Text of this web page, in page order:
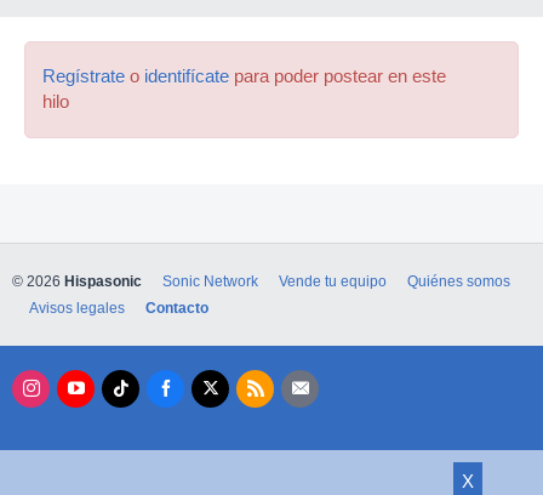
Regístrate o identifícate para poder postear en este
hilo
X
© 2026 Hispasonic Sonic Network Vende tu equipo
Quiénes somos
Avisos legales
Contacto